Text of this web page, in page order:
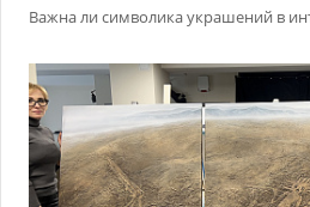
Важна ли символика украшений в